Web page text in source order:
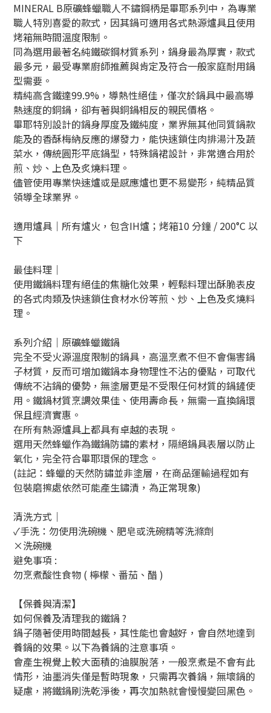
MINERAL B原礦蜂蠟職人不鏽鋼柄是畢耶系列中，為專業
職人特別喜愛的款式，因其鍋可適用各式熱源爐具且使用
烤箱無時間溫度限制。
同為選用最著名純鐵碳鋼材質系列，鍋身最為厚實，款式
最多元，最受專業廚師推薦與肯定及符合一般家庭耐用鍋
型需要。
精純高含鐵達99.9%，導熱性絕佳，僅次於鍋具中最高導
熱速度的銅鍋，卻有著與銅鍋相反的親民價格。
畢耶特別設計的鍋身厚度及鐵純度，業界無其他同質鍋款
能及的香酥梅納反應的爆發力，能快速鎖住肉排湯汁及蔬
菜水， 傳統圓形平底鍋型，特殊鍋裙設計，非常適合用於
煎、炒、上色及炙燒料理。
儘管使用專業快速爐或是感應爐也更不易變形，純精品質
領導全球業界。
適用爐具｜所有爐火，包含IH爐；烤箱10 分鐘 / 200°C 以
下
最佳料理｜
使用鐵鍋料理有絕佳的焦糖化效果，輕鬆料理出酥脆表皮
的各式肉類及快速鎖住食材水份等煎、炒、上色及炙燒料
理 。
系列介紹｜原礦蜂蠟鐵鍋
完全不受火源溫度限制的鍋具，高溫烹煮不但不會傷害鍋
子材質，反而可增加鐵鍋本身物理性不沾的優點，可取代
傳統不沾鍋的優勢，無塗層更是不受限任何材質的鍋鏟使
用。鐵鍋材質烹調效果佳、使用壽命長，無需一直換鍋環
保且經濟實惠。
在所有熱源爐具上都具有卓越的表現。
選用天然蜂蠟作為鐵鍋防鏽的素材，隔絕鍋具表層以防止
氧化，完全符合畢耶環保的理念。
(註記：蜂蠟的天然防鏽並非塗層，在商品運輸過程如有
包裝磨擦處依然可能產生鏽漬，為正常現象)
清洗方式｜
✓手洗：勿使用洗碗機、肥皂或洗碗精等洗滌劑
×洗碗機
避免事項 :
勿烹煮酸性食物 ( 檸檬、番茄、醋 )
【保養與清潔】
如何保養及清理我的鐵鍋 ?
鍋子隨著使用時間越長，其性能也會越好，會自然地達到
養鍋的效果。以下為養鍋的注意事項。
會產生視覺上較大面積的油膜脫落，一般烹煮是不會有此
情形，油墨消失僅是暫時現象，只需再次養鍋，無壞鍋的
疑慮，將鐵鍋刷洗乾淨後，再次加熱就會慢慢變回黑色。